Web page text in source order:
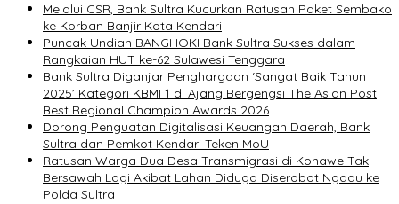
Melalui CSR, Bank Sultra Kucurkan Ratusan Paket Sembako
ke Korban Banjir Kota Kendari
Puncak Undian BANGHOKI Bank Sultra Sukses dalam
Rangkaian HUT ke-62 Sulawesi Tenggara
Bank Sultra Diganjar Penghargaan ‘Sangat Baik Tahun
2025’ Kategori KBMI 1 di Ajang Bergengsi The Asian Post
Best Regional Champion Awards 2026
Dorong Penguatan Digitalisasi Keuangan Daerah, Bank
Sultra dan Pemkot Kendari Teken MoU
Ratusan Warga Dua Desa Transmigrasi di Konawe Tak
Bersawah Lagi Akibat Lahan Diduga Diserobot Ngadu ke
Polda Sultra